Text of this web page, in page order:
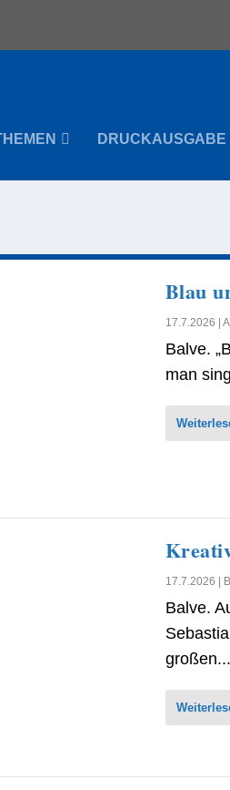
DRUCKAUSGABE
Blau
17.7.2026
Balve.
man
17.7.2026
Balve.
großen...